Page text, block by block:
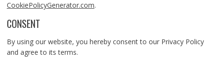
CookiePolicyGenerator.com.
CONSENT
By using our website, you hereby consent to our Privacy Policy
and agree to its terms.